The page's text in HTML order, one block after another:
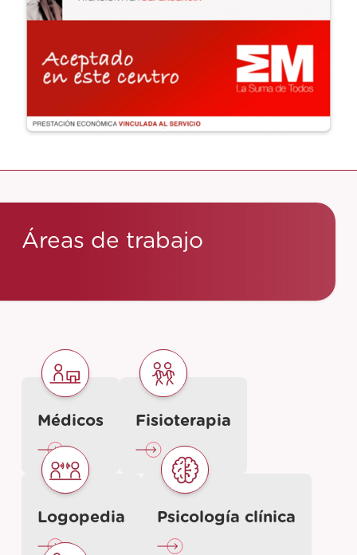
Áreas de trabajo
Médicos Fisioterapia
Logopedia Psicología clínica